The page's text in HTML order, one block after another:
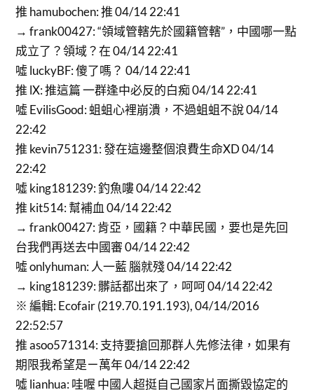
推 hamubochen: 推 04/14 22:41
→ frank00427: “領域管轄先於國籍管轄”，中國哪一點
成立了？領域？在 04/14 22:41
噓 luckyBF: 傻了嗎？ 04/14 22:41
推 lX: 推這篇 一群逢中必反的白痴 04/14 22:41
噓 EvilisGood: 蛆蛆心裡崩潰，不過蛆蛆不說 04/14
22:42
推 kevin751231: 發在這邊整個浪費生命XD 04/14
22:42
噓 king181239: 釣魚嘍 04/14 22:42
推 kit514: 幫補血 04/14 22:42
→ frank00427: 肯亞，國籍？中華民國，要也是先回
台我們再送去中國審 04/14 22:42
噓 onlyhuman: 人一藍 腦就殘 04/14 22:42
→ king181239: 髒話都出來了，呵呵 04/14 22:42
※ 編輯: Ecofair (219.70.191.193), 04/14/2016
22:52:57
推 asoo571314: 支持要搶回那群人先修法律，如果有
期限我希望是ㄧ萬年 04/14 22:42
噓 lianhua: 哇喔 中國人超挺自己國家片面撕毀協定的